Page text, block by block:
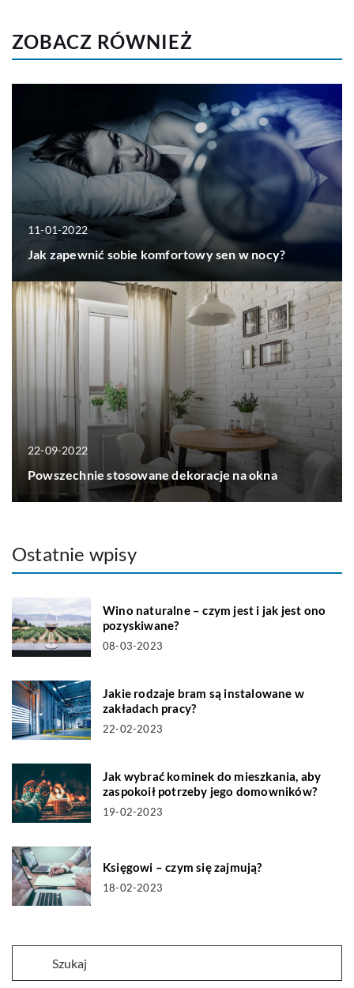
ZOBACZ RÓWNIEŻ
11-01-2022
Jak zapewnić sobie komfortowy sen w nocy?
22-09-2022
Powszechnie stosowane dekoracje na okna
Ostatnie wpisy
Wino naturalne – czym jest i jak jest ono
pozyskiwane?
08-03-2023
Jakie rodzaje bram są instalowane w
zakładach pracy?
22-02-2023
Jak wybrać kominek do mieszkania, aby
zaspokoił potrzeby jego domowników?
19-02-2023
Księgowi – czym się zajmują?
18-02-2023